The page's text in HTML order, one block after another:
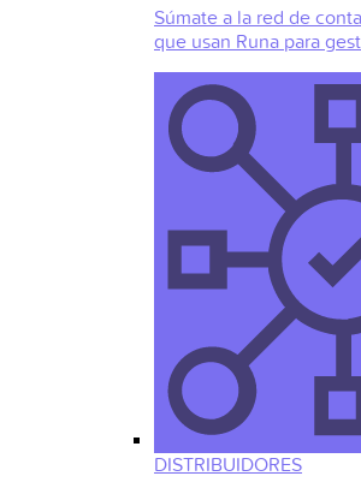
Súmate a la red de
que usan Runa para
DISTRIBUIDORES